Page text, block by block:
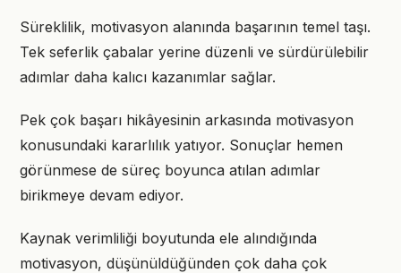
Süreklilik, motivasyon alanında başarının temel taşı.
Tek seferlik çabalar yerine düzenli ve sürdürülebilir
adımlar daha kalıcı kazanımlar sağlar.
Pek çok başarı hikâyesinin arkasında motivasyon
konusundaki kararlılık yatıyor. Sonuçlar hemen
görünmese de süreç boyunca atılan adımlar
birikmeye devam ediyor.
Kaynak verimliliği boyutunda ele alındığında
motivasyon, düşünüldüğünden çok daha çok